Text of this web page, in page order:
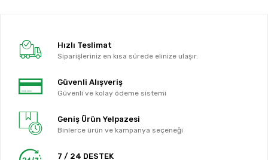
Hızlı Teslimat
Siparişleriniz en kısa sürede elinize ulaşır.
Güvenli Alışveriş
Güvenli ve kolay ödeme sistemi
Geniş Ürün Yelpazesi
Binlerce ürün ve kampanya seçeneği
7 / 24 DESTEK